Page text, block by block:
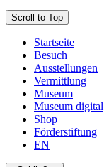
Scroll to Top
Startseite
Besuch
Ausstellungen
Vermittlung
Museum
Museum digital
Shop
Förderstiftung
EN